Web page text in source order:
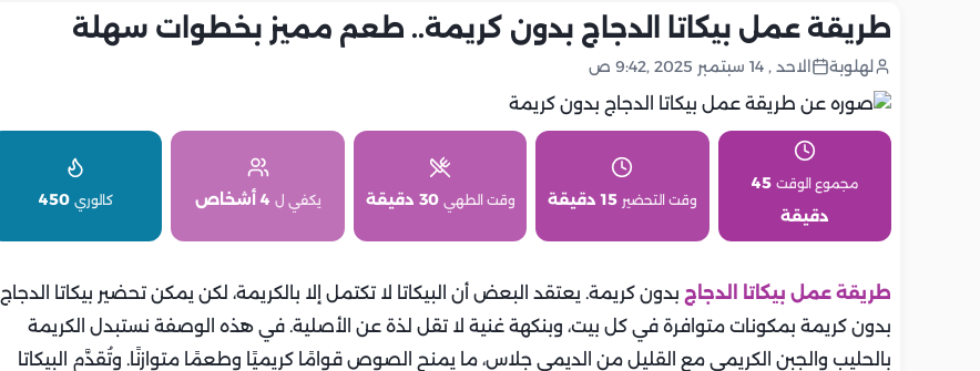
طريقة عمل بيكاتا الدجاج بدون كريمة.. طعم مميز بخطوات سهلة
لهلوبة الاحد , 14 سبتمبر 2025 ,9:42 ص
مجموع الوقت 45
دقيقة
وقت التحضير 15 دقيقة وقت الطهي 30 دقيقة يكفي ل 4 أشخاص كالوري 450
طريقة عمل بيكاتا الدجاج بدون كريمة. يعتقد البعض أن البيكاتا لا تكتمل إلا بالكريمة، لكن يمكن تحضير بيكاتا الدجاج
بدون كريمة بمكونات متوافرة في كل بيت، وبنكهة غنية لا تقل لذة عن الأصلية. في هذه الوصفة نستبدل الكريمة
بالحليب والجبن الكريمي مع القليل من الديمي جلاس، ما يمنح الصوص قوامًا كريميًا وطعمًا متوازنًا. وتُقدَّم البيكاتا